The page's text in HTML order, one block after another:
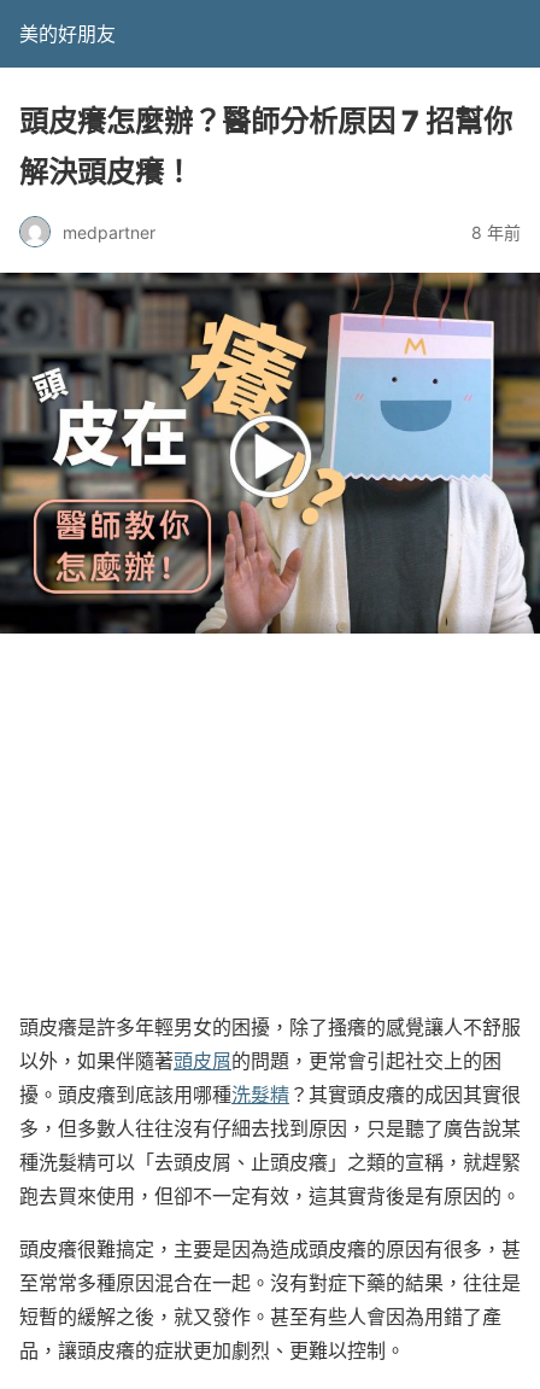
美的好朋友
頭皮癢怎麼辦？醫師分析原因 7 招幫你
解決頭皮癢！
medpartner 8 年前
頭皮癢是許多年輕男女的困擾，除了搔癢的感覺讓人不舒服
以外，如果伴隨著頭皮屑的問題，更常會引起社交上的困
擾。頭皮癢到底該用哪種洗髮精？其實頭皮癢的成因其實很
多，但多數人往往沒有仔細去找到原因，只是聽了廣告說某
種洗髮精可以「去頭皮屑、止頭皮癢」之類的宣稱，就趕緊
跑去買來使用，但卻不一定有效，這其實背後是有原因的。
頭皮癢很難搞定，主要是因為造成頭皮癢的原因有很多，甚
至常常多種原因混合在一起。沒有對症下藥的結果，往往是
短暫的緩解之後，就又發作。甚至有些人會因為用錯了產
品，讓頭皮癢的症狀更加劇烈、更難以控制。